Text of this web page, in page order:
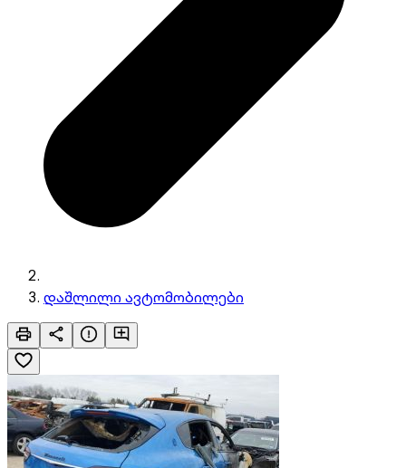
დაშლილი ავტომობილები